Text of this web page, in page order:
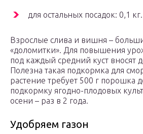
для остальных посадок: 0,1 кг.
Взрослые слива и вишня –
«доломитки». Для повышения
под каждый средний куст вносят
Полезна такая подкормка для
растение требует 500 г порошка
подкормку ягодно-плодовых
осени – раз в 2 года.
Удобряем газон